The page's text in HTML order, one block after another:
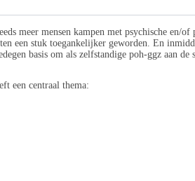
meer mensen kampen met psychische
een stuk toegankelijker geworden. En
basis om als zelfstandige poh-ggz aan de
een centraal thema: